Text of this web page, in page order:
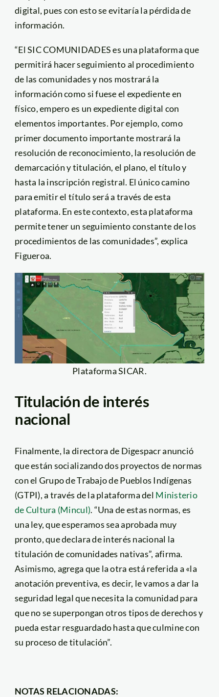
digital, pues con esto se evitaría la pérdida de
información.
“El SIC COMUNIDADES es una plataforma que
permitirá hacer seguimiento al procedimiento
de las comunidades y nos mostrará la
información como si fuese el expediente en
físico, empero es un expediente digital con
elementos importantes. Por ejemplo, como
primer documento importante mostrará la
resolución de reconocimiento, la resolución de
demarcación y titulación, el plano, el título y
hasta la inscripción registral. El único camino
para emitir el título será a través de esta
plataforma. En este contexto, esta plataforma
permite tener un seguimiento constante de los
procedimientos de las comunidades”, explica
Figueroa.
Plataforma SICAR.
Titulación de interés
nacional
Finalmente, la directora de Digespacr anunció
que están socializando dos proyectos de normas
con el Grupo de Trabajo de Pueblos Indígenas
(GTPI), a través de la plataforma del Ministerio
de Cultura (Mincul). “Una de estas normas, es
una ley, que esperamos sea aprobada muy
pronto, que declara de interés nacional la
titulación de comunidades nativas”, afirma.
Asimismo, agrega que la otra está referida a «la
anotación preventiva, es decir, le vamos a dar la
seguridad legal que necesita la comunidad para
que no se superpongan otros tipos de derechos y
pueda estar resguardado hasta que culmine con
su proceso de titulación”.
NOTAS RELACIONADAS: